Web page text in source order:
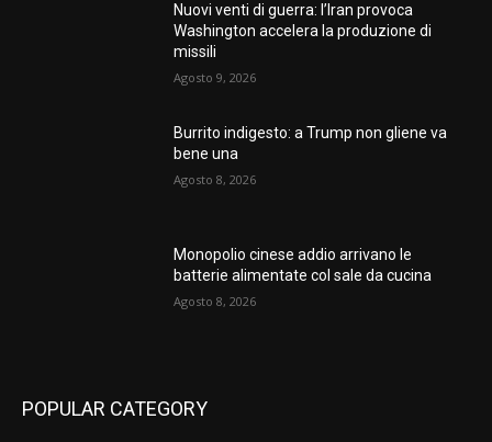
Nuovi venti di guerra: l’Iran provoca
Washington accelera la produzione di
missili
Agosto 9, 2026
Burrito indigesto: a Trump non gliene va
bene una
Agosto 8, 2026
Monopolio cinese addio arrivano le
batterie alimentate col sale da cucina
Agosto 8, 2026
POPULAR CATEGORY